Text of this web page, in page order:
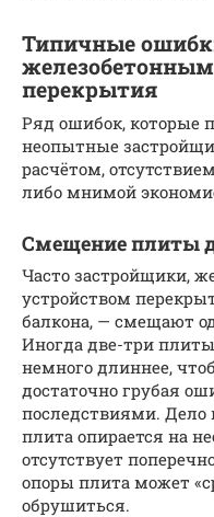
Типичные
перекрытия
Ряд ошибок, которые
неопытные
расчётом,
либо мнимой
Смещение плиты
Часто застройщики,
устройством
балкона, — смещают
Иногда две-три
немного длиннее,
достаточно грубая
последствиями.
плита опирается на
отсутствует
опоры плита может
обрушиться.